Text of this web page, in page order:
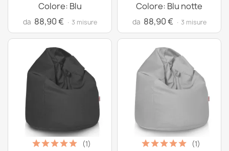
Colore: Blu
da 88,90 € · 3 misure
Colore: Blu notte
da 88,90 € · 3 misure
(1) (1)